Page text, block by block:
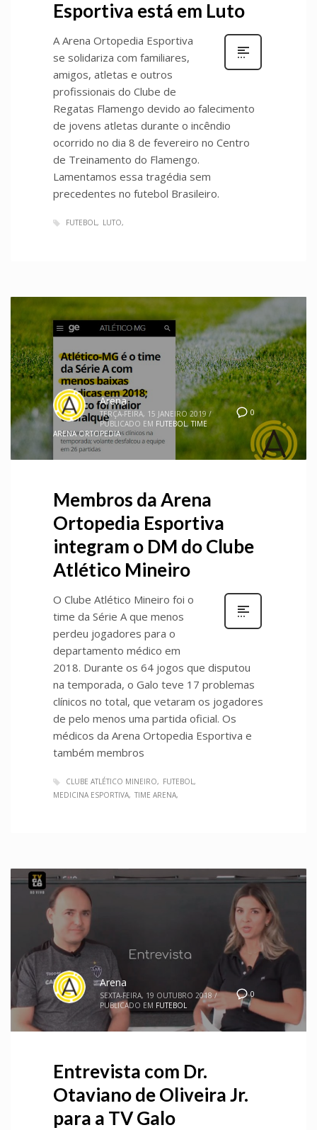
Esportiva está em Luto
A Arena Ortopedia Esportiva
se solidariza com familiares,
amigos, atletas e outros
profissionais do Clube de
Regatas Flamengo devido ao falecimento
de jovens atletas durante o incêndio
ocorrido no dia 8 de fevereiro no Centro
de Treinamento do Flamengo.
Lamentamos essa tragédia sem
precedentes no futebol Brasileiro.
FUTEBOL LUTO
0
Arena
TERÇA-FEIRA, 15 JANEIRO 2019 /
PUBLICADO EM FUTEBOL,TIME
ARENA ORTOPEDIA
Membros da Arena
Ortopedia Esportiva
integram o DM do Clube
Atlético Mineiro
O Clube Atlético Mineiro foi o
time da Série A que menos
perdeu jogadores para o
departamento médico em
2018. Durante os 64 jogos que disputou
na temporada, o Galo teve 17 problemas
clínicos no total, que vetaram os jogadores
de pelo menos uma partida oficial. Os
médicos da Arena Ortopedia Esportiva e
também membros
CLUBE ATLÉTICO MINEIRO
FUTEBOL
MEDICINA ESPORTIVA TIME ARENA
0
Arena
SEXTA-FEIRA, 19 OUTUBRO 2018 /
PUBLICADO EM FUTEBOL
Entrevista com Dr.
Otaviano de Oliveira Jr.
para a TV Galo